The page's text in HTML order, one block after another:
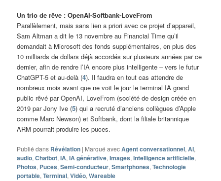
Un trio de rêve : OpenAI-Softbank-LoveFrom
Parallèlement, mais sans lien a priori avec ce projet d’appareil,
Sam Altman a dit le 13 novembre au Financial Time qu’il
demandait à Microsoft des fonds supplémentaires, en plus des
10 milliards de dollars déjà accordés sur plusieurs années par ce
dernier, afin de rendre l’IA encore plus intelligente – vers le futur
ChatGPT-5 et au-delà (4). Il faudra en tout cas attendre de
nombreux mois avant que ne voit le jour le terminal IA grand
public rêvé par OpenAI, LoveFrom (société de design créée en
2019 par Jony Ive (5) qui a recruté d’anciens collègues d’Apple
comme Marc Newson) et Softbank, dont la filiale britannique
ARM pourrait produire les puces.
Publié dans Révélation | Marqué avecAgent conversationnel,AI,
audio,Chatbot,IA,IA générative,Images,Intelligence artificielle,
Photos, Puces,Semi-conducteur,Smartphones,Technologie
portable,Terminal,Vidéo,Wareable